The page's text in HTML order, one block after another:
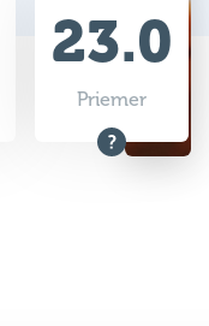
23.0
Priemer